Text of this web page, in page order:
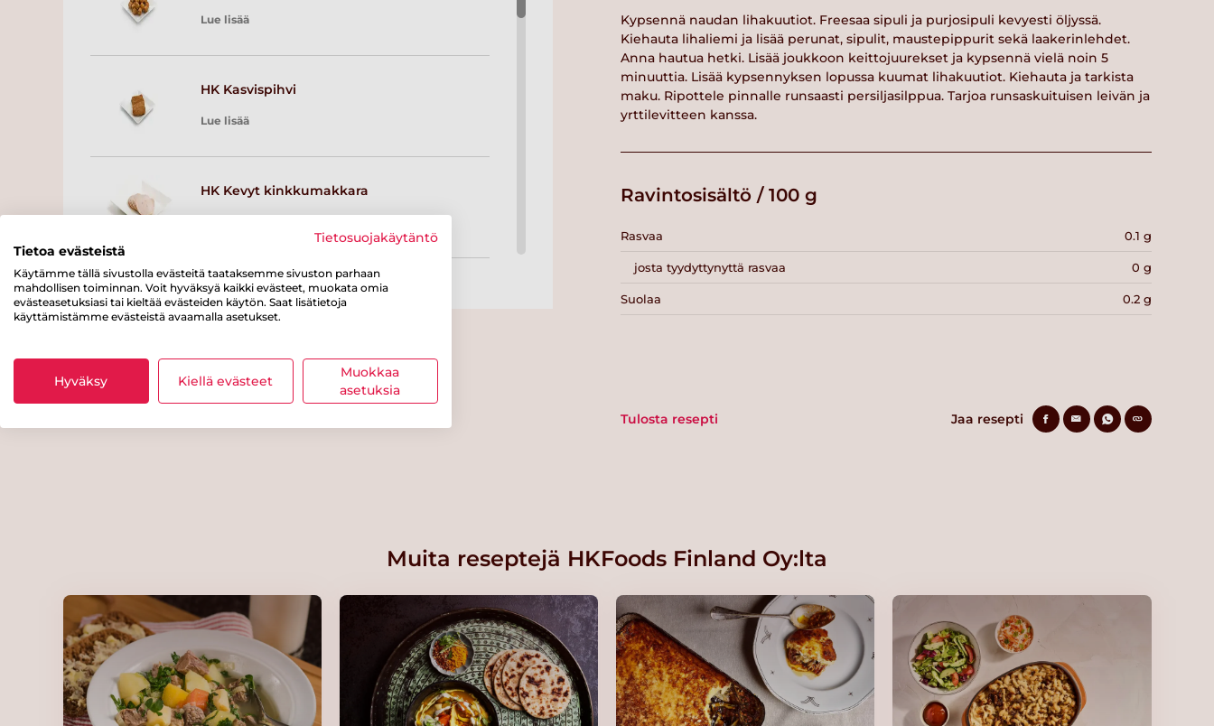
Kypsennä naudan lihakuutiot. Freesaa sipuli ja purjosipuli kevyesti öljyssä.
Kiehauta lihaliemi ja lisää perunat, sipulit, maustepippurit sekä laakerinlehdet.
Anna hautua hetki. Lisää joukkoon keittojuurekset ja kypsennä vielä noin 5
minuuttia. Lisää kypsennyksen lopussa kuumat lihakuutiot. Kiehauta ja tarkista
maku. Ripottele pinnalle runsaasti persiljasilppua. Tarjoa runsaskuituisen leivän ja
yrttilevitteen kanssa.
Ravintosisältö / 100 g
Rasvaa 0.1 g
josta tyydyttynyttä rasvaa 0 g
Suolaa 0.2 g
Tulosta resepti Jaa resepti
Lue lisää
HK Kasvispihvi
Lue lisää
HK Kevyt kinkkumakkara
HK Jauhelihakastike
Lue lisää
Kariniemen Kananpojan filee
miedosti suolattu
HK Kinkkukiusaus
Muita reseptejä HKFoods Finland Oy:lta
Tietosuojakäytäntö
Tietoa evästeistä
Käytämme tällä sivustolla evästeitä taataksemme sivuston parhaan
mahdollisen toiminnan. Voit hyväksyä kaikki evästeet, muokata omia
evästeasetuksiasi tai kieltää evästeiden käytön. Saat lisätietoja
käyttämistämme evästeistä avaamalla asetukset.
Hyväksy Kiellä evästeet
Muokkaa
asetuksia